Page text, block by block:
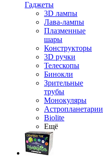
Гаджеты
3D лампы
Лава-лампы
Плазменные
шары
Конструкторы
3D ручки
Телескопы
Бинокли
Зрительные
трубы
Монокуляры
Астропланетарии
Biolite
Ещё